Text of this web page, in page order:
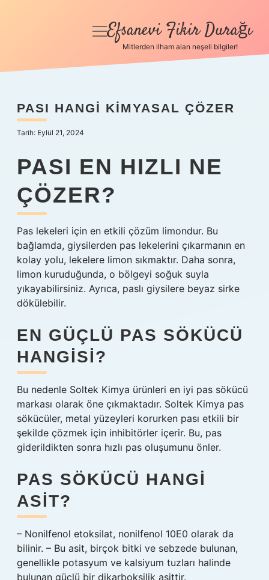
Anasayfa
Yasal Uyarı
menüyü
Efsanevi Fikir Durağı
Mitlerden ilham alan neşeli bilgiler!
PASI HANGI KIMYASAL ÇÖZER
Tarih: Eylül 21, 2024
PASI EN HIZLI NE
ÇÖZER?
Pas lekeleri için en etkili çözüm limondur. Bu
bağlamda, giysilerden pas lekelerini çıkarmanın en
kolay yolu, lekelere limon sıkmaktır. Daha sonra,
limon kuruduğunda, o bölgeyi soğuk suyla
yıkayabilirsiniz. Ayrıca, paslı giysilere beyaz sirke
dökülebilir.
EN GÜÇLÜ PAS SÖKÜCÜ
HANGISI?
Bu nedenle Soltek Kimya ürünleri en iyi pas sökücü
markası olarak öne çıkmaktadır. Soltek Kimya pas
sökücüler, metal yüzeyleri korurken pası etkili bir
şekilde çözmek için inhibitörler içerir. Bu, pas
giderildikten sonra hızlı pas oluşumunu önler.
PAS SÖKÜCÜ HANGI
ASIT?
– Nonilfenol etoksilat, nonilfenol 10E0 olarak da
bilinir. – Bu asit, birçok bitki ve sebzede bulunan,
genellikle potasyum ve kalsiyum tuzları halinde
bulunan güçlü bir dikarboksilik asittir.